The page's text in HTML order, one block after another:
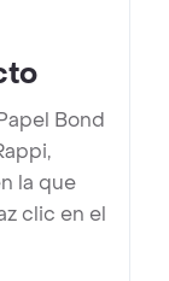
Bond
la que
clic en el